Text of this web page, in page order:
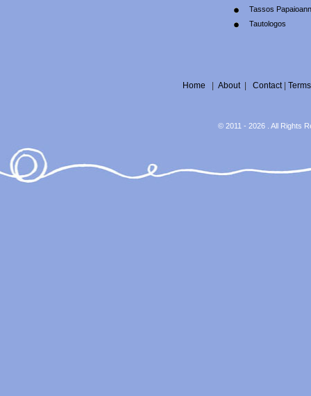
Tassos
Tautologos
Home About| Contact| Terms
© 2011 - 2026 . All Rights